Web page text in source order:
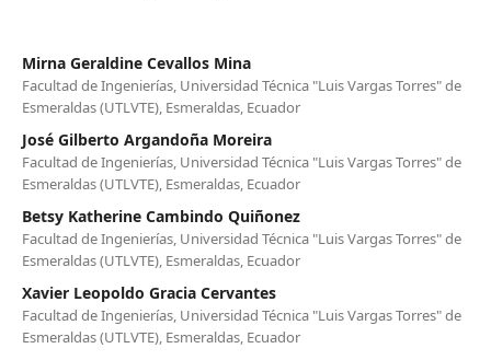
Mirna Geraldine Cevallos Mina
Facultad de Ingenierías, Universidad Técnica "Luis Vargas Torres" de
Esmeraldas (UTLVTE), Esmeraldas, Ecuador
José Gilberto Argandoña Moreira
Facultad de Ingenierías, Universidad Técnica "Luis Vargas Torres" de
Esmeraldas (UTLVTE), Esmeraldas, Ecuador
Betsy Katherine Cambindo Quiñonez
Facultad de Ingenierías, Universidad Técnica "Luis Vargas Torres" de
Esmeraldas (UTLVTE), Esmeraldas, Ecuador
Xavier Leopoldo Gracia Cervantes
Facultad de Ingenierías, Universidad Técnica "Luis Vargas Torres" de
Esmeraldas (UTLVTE), Esmeraldas, Ecuador